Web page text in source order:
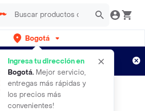
Bogotá
Ingresa tu dirección en
Bogotá. Mejor servicio,
entregas más rápidas y
los precios más
convenientes!
gratis por semanas
Aplican TyC